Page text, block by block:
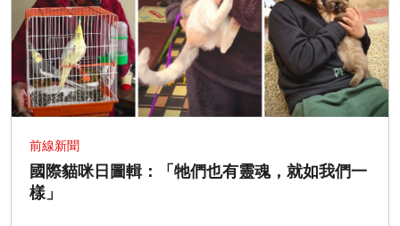
前線新聞
國際貓咪日圖輯：「牠們也有靈魂，就如我們一
樣」